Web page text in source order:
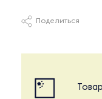
Поделиться